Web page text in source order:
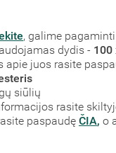
, galime
dydis - 100
juos rasite
siūlių
rasite
paspaudę ČIA, o